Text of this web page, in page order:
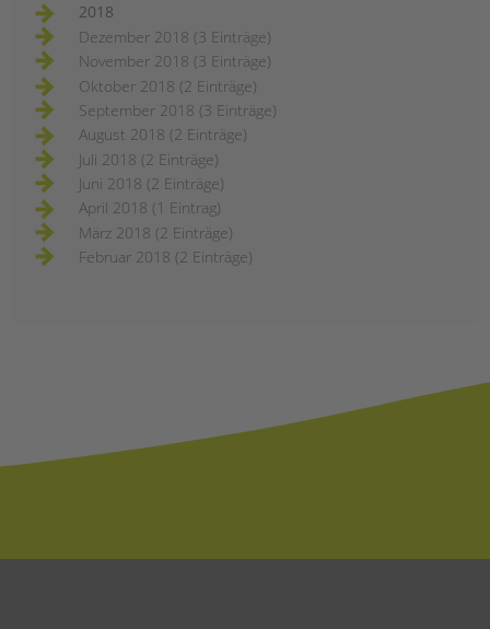
2018
Dezember 2018 (3 Einträge)
November 2018 (3 Einträge)
Oktober 2018 (2 Einträge)
September 2018 (3 Einträge)
August 2018 (2 Einträge)
Juli 2018 (2 Einträge)
Juni 2018 (2 Einträge)
April 2018 (1 Eintrag)
März 2018 (2 Einträge)
Februar 2018 (2 Einträge)